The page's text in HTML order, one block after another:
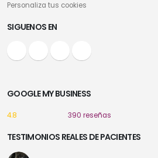
Personaliza tus cookies
SIGUENOS EN
GOOGLE MY BUSINESS
4.8 390 reseñas
TESTIMONIOS REALES DE PACIENTES